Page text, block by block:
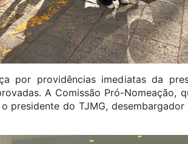
por providências imediatas da
A Comissão Pró-Nomeação,
presidente do TJMG,